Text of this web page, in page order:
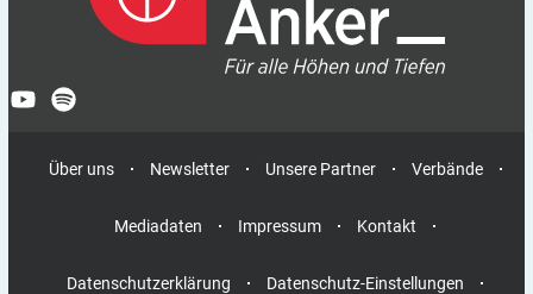
Über uns Newsletter Unsere Partner Verbände
Mediadaten Impressum Kontakt
Datenschutzerklärung Datenschutz-Einstellungen